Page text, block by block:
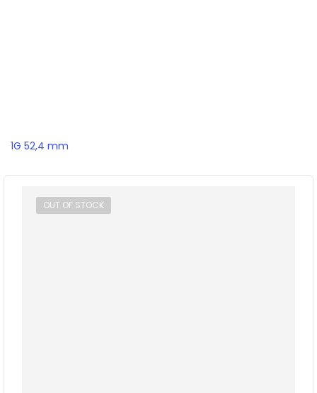
1G 52,4 mm
OUT OF STOCK